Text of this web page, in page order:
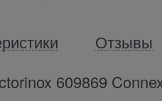
Отзывы
609869